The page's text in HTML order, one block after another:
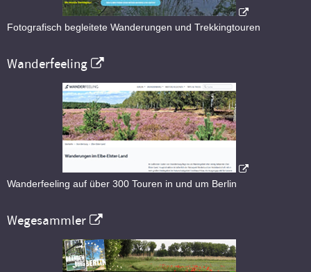
Fotografisch begleitete Wanderungen und Trekkingtouren
Wanderfeeling
Wanderfeeling auf über 300 Touren in und um Berlin
Wegesammler